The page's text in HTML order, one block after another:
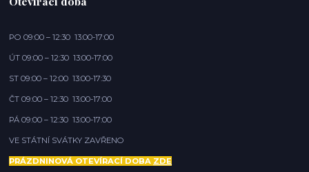
PO 09:00 – 12:30 13:00-17:00
ÚT 09:00 – 12:30 13:00-17:00
ST 09:00 – 12:00 13:00-17:30
ČT 09:00 – 12:30 13:00-17:00
PÁ 09:00 – 12:30 13:00-17:00
VE STÁTNÍ SVÁTKY ZAVŘENO
PRÁZDNINOVÁ OTEVÍRACÍ DOBA ZDE